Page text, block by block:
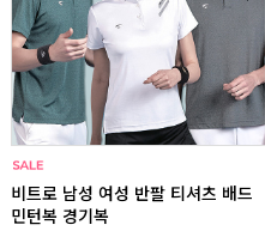
비트로 남성 여성 반팔 티셔츠 배드
민턴복 경기복